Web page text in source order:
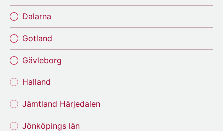
Dalarna
Gotland
Gävleborg
Halland
Jämtland Härjedalen
Jönköpings län